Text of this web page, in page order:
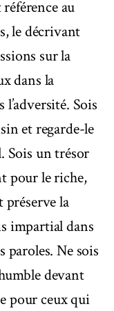
au
le décrivant
sur la
dans la
Sois
et regarde-le
Sois un trésor
pour le riche,
préserve la
impartial dans
paroles. Ne sois
devant
pour ceux qui